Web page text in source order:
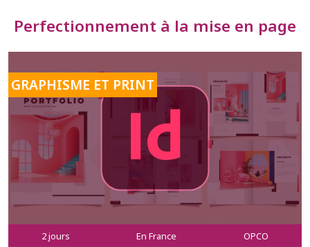
Perfectionnement à la mise en page
GRAPHISME ET PRINT
2 jours En France OPCO